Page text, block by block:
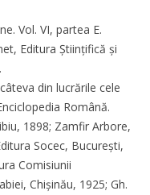
Vol. VI, partea E.
Editura Științifică și
din lucrările cele
Română.
1898; Zamfir Arbore,
Socec, București,
Comisiunii
Chișinău, 1925; Gh.